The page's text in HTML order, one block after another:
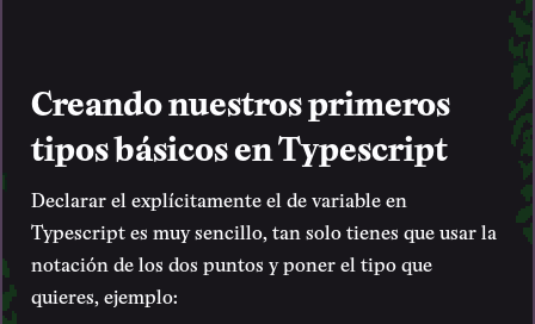
Creando nuestros primeros
tipos básicos en Typescript
Declarar el explícitamente el de variable en
Typescript es muy sencillo, tan solo tienes que usar la
notación de los dos puntos y poner el tipo que
quieres, ejemplo: